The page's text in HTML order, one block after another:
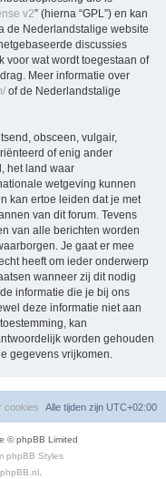
v2” (hierna “GPL”) en kan
de Nederlandstalige website
discussies
voor wat wordt toegestaan of
Meer informatie over
of de Nederlandstalige
obsceen, vulgair,
of enig ander
het land waar
wetgeving kunnen
kan ertoe leiden dat je met
van dit forum. Tevens
van alle berichten worden
Je gaat er mee
heeft om ieder onderwerp
wanneer zij dit nodig
informatie die je bij ons
deze informatie niet aan
kan
worden gehouden
gegevens vrijkomen.
Alle tijden zijn UTC+02:00
cookies
© phpBB Limited
phpBB Styles
phpBB.nl